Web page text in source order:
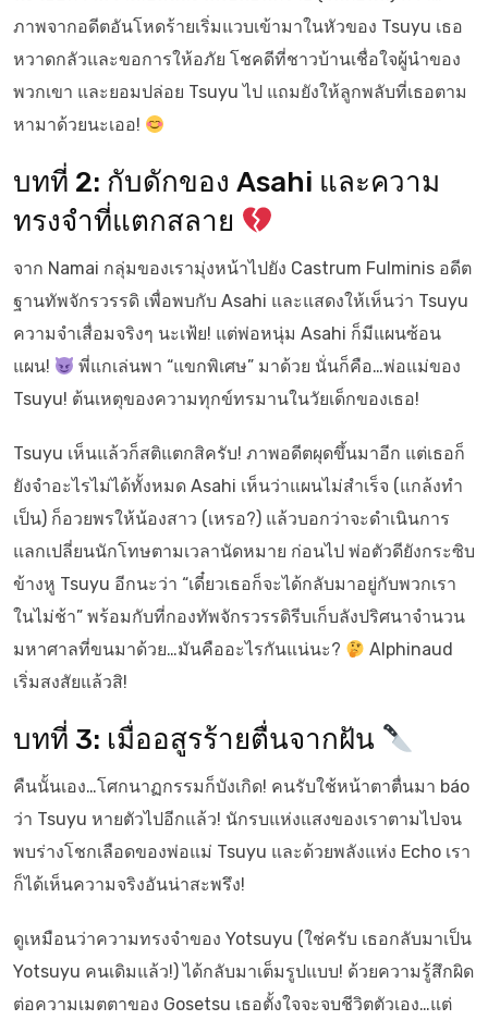
ภาพจากอดีตอันโหดร้ายเริ่มแวบเข้ามาในหัวของ Tsuyu เธอ
หวาดกลัวและขอการให้อภัย โชคดีที่ชาวบ้านเชื่อใจผู้นำของ
พวกเขา และยอมปล่อย Tsuyu ไป แถมยังให้ลูกพลับที่เธอตาม
หามาด้วยนะเออ!
บทที่ 2: กับดักของ Asahi และความ
ทรงจำที่แตกสลาย
จาก Namai กลุ่มของเรามุ่งหน้าไปยัง Castrum Fulminis อดีต
ฐานทัพจักรวรรดิ เพื่อพบกับ Asahi และแสดงให้เห็นว่า Tsuyu
ความจำเสื่อมจริงๆ นะเฟ้ย! แต่พ่อหนุ่ม Asahi ก็มีแผนซ้อน
แผน!
พี่แกเล่นพา “แขกพิเศษ” มาด้วย นั่นก็คือ…พ่อแม่ของ
Tsuyu! ต้นเหตุของความทุกข์ทรมานในวัยเด็กของเธอ!
Tsuyu เห็นแล้วก็สติแตกสิครับ! ภาพอดีตผุดขึ้นมาอีก แต่เธอก็
ยังจำอะไรไม่ได้ทั้งหมด Asahi เห็นว่าแผนไม่สำเร็จ (แกล้งทำ
เป็น) ก็อวยพรให้น้องสาว (เหรอ?) แล้วบอกว่าจะดำเนินการ
แลกเปลี่ยนนักโทษตามเวลานัดหมาย ก่อนไป พ่อตัวดียังกระซิบ
ข้างหู Tsuyu อีกนะว่า “เดี๋ยวเธอก็จะได้กลับมาอยู่กับพวกเรา
ในไม่ช้า” พร้อมกับที่กองทัพจักรวรรดิรีบเก็บลังปริศนาจำนวน
มหาศาลที่ขนมาด้วย…มันคืออะไรกันแน่นะ?
Alphinaud
เริ่มสงสัยแล้วสิ!
บทที่ 3: เมื่ออสูรร้ายตื่นจากฝัน
คืนนั้นเอง…โศกนาฏกรรมก็บังเกิด! คนรับใช้หน้าตาตื่นมา báo
ว่า Tsuyu หายตัวไปอีกแล้ว! นักรบแห่งแสงของเราตามไปจน
พบร่างโชกเลือดของพ่อแม่ Tsuyu และด้วยพลังแห่ง Echo เรา
ก็ได้เห็นความจริงอันน่าสะพรึง!
ดูเหมือนว่าความทรงจำของ Yotsuyu (ใช่ครับ เธอกลับมาเป็น
Yotsuyu คนเดิมแล้ว!) ได้กลับมาเต็มรูปแบบ! ด้วยความรู้สึกผิด
ต่อความเมตตาของ Gosetsu เธอตั้งใจจะจบชีวิตตัวเอง…แต่